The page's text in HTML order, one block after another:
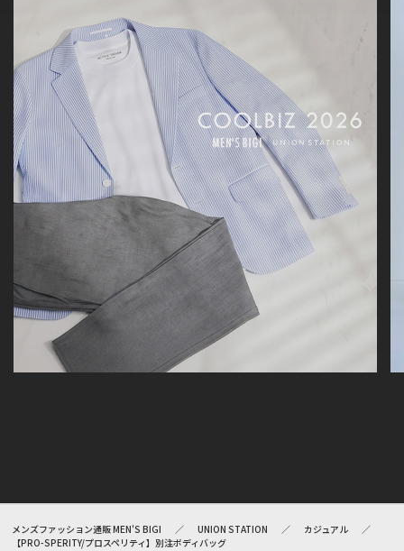
そんなファッションを提案します。
※屋外での撮影画像は光の加減で、実際の商品より明るく見える
場合が御座います。商品の色味は生地アップ・スタジオ撮影の画
像をご参考下さい。
※画像の商品はサンプルとなりますので実際の商品と仕様、加
工、サイズが若干異なる場合がございます。
メンズファッション通販 MEN'S BIGI UNION STATION
カジュアル
【PRO-SPERITY/プロスペリティ】別注ボディバッグ